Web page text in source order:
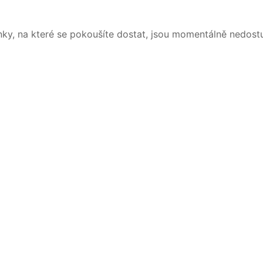
na které se pokoušíte dostat, jsou momentálně